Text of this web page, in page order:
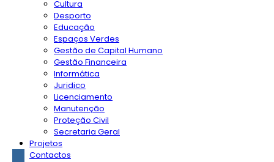
Cultura
Desporto
Educação
Espaços Verdes
Gestão de Capital Humano
Gestão Financeira
Informática
Juridico
Licenciamento
Manutenção
Proteção Civil
Secretaria Geral
Projetos
Contactos